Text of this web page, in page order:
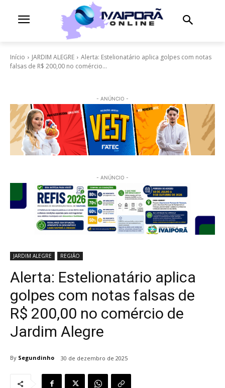
Início JARDIM ALEGRE
Alerta: Estelionatário aplica golpes com notas
falsas de R$ 200,00 no comércio...
- ANÚNCIO -
- ANÚNCIO -
JARDIM ALEGRE REGIÃO
Alerta: Estelionatário aplica
golpes com notas falsas de
R$ 200,00 no comércio de
Jardim Alegre
By Segundinho 30 de dezembro de 2025